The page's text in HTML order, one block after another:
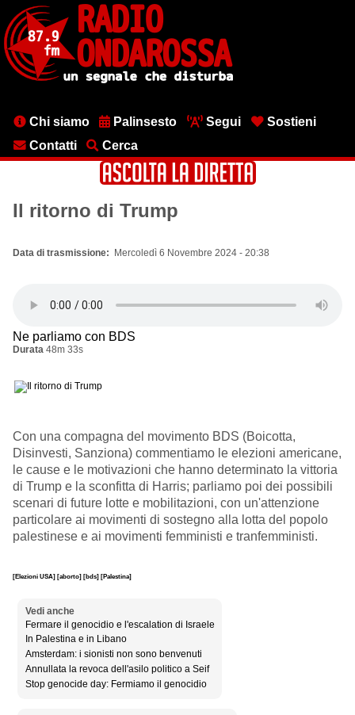
contenuto
principale
MenuChi siamo Palinsesto Segui
Sostieni
Contatti
Cerca
Il ritorno di Trump
Data di trasmissione Mercoledì 6 Novembre 2024 - 20:38
Ne parliamo con BDS
Durata 48m 33s
Con una compagna del movimento BDS (Boicotta,
Disinvesti, Sanziona) commentiamo le elezioni americane,
le cause e le motivazioni che hanno determinato la vittoria
di Trump e la sconfitta di Harris; parliamo poi dei possibili
scenari di future lotte e mobilitazioni, con un'attenzione
particolare ai movimenti di sostegno alla lotta del popolo
palestinese e ai movimenti femministi e tranfemministi.
[Elezioni USA] [aborto] [bds] [Palestina]
Vedi anche
Fermare il genocidio e l'escalation di Israele
In Palestina e in Libano
Amsterdam: i sionisti non sono benvenuti
Annullata la revoca dell'asilo politico a Seif
Stop genocide day: Fermiamo il genocidio